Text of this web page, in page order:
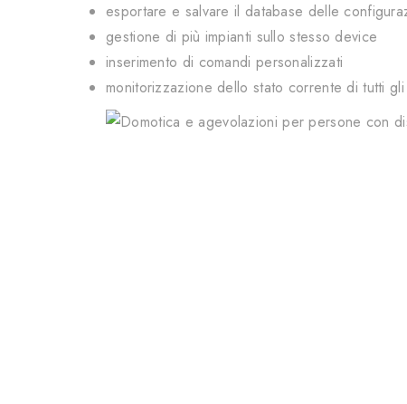
esportare e salvare il database delle
gestione di più impianti sullo stesso device
inserimento di comandi personalizzati
monitorizzazione dello stato corrente di tutti gli